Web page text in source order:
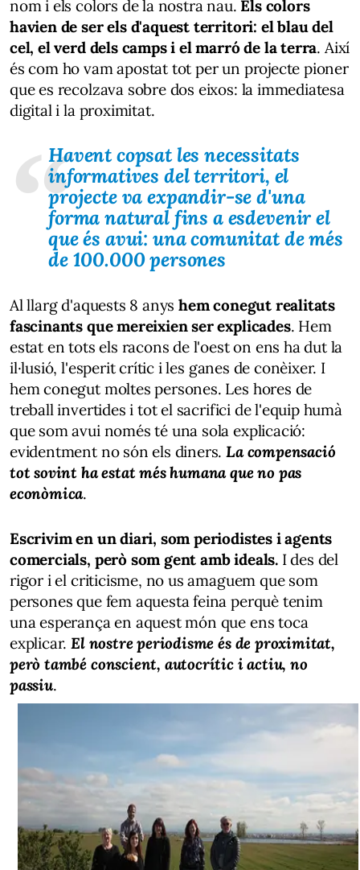
nom i els colors de la nostra nau. Els colors
havien de ser els d'aquest territori: el blau del
cel, el verd dels camps i el marró de la terra. Així
és com ho vam apostat tot per un projecte pioner
que es recolzava sobre dos eixos: la immediatesa
digital i la proximitat.
Havent copsat les necessitats
informatives del territori, el
projecte va expandir-se d'una
forma natural fins a esdevenir el
que és avui: una comunitat de més
de 100.000 persones
Al llarg d'aquests 8 anyshem conegut realitats
fascinants que mereixien ser explicades. Hem
estat en tots els racons de l'oest on ens ha dut la
il·lusió, l'esperit crític i les ganes de conèixer. I
hem conegut moltes persones. Les hores de
treball invertides i tot el sacrifici de l'equip humà
que som avui només té una sola explicació:
evidentment no són els diners. La compensació
tot sovint ha estat més humana que no pas
econòmica.
Escrivim en un diari, som periodistes i agents
comercials, però som gent amb ideals.I des del
rigor i el criticisme, no us amaguem que som
persones que fem aquesta feina perquè tenim
una esperança en aquest món que ens toca
explicar. El nostre periodisme és de proximitat,
però també conscient, autocrític i actiu, no
passiu.